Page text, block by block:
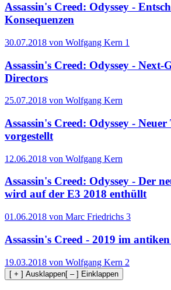
Assassin's Creed: Odyssey -
Konsequenzen
30.07.2018 von Wolfgang Kern 1
Assassin's Creed: Odyssey - Next-
Directors
25.07.2018 von Wolfgang Kern
Assassin's Creed: Odyssey -
vorgestellt
12.06.2018 von Wolfgang Kern
Assassin's Creed: Odyssey - Der
wird auf der E3 2018 enthüllt
01.06.2018 von Marc Friedrichs 3
Assassin's Creed - 2019 im
19.03.2018 von Wolfgang Kern 2
[ + ] Ausklappen[ – ] Einklappen